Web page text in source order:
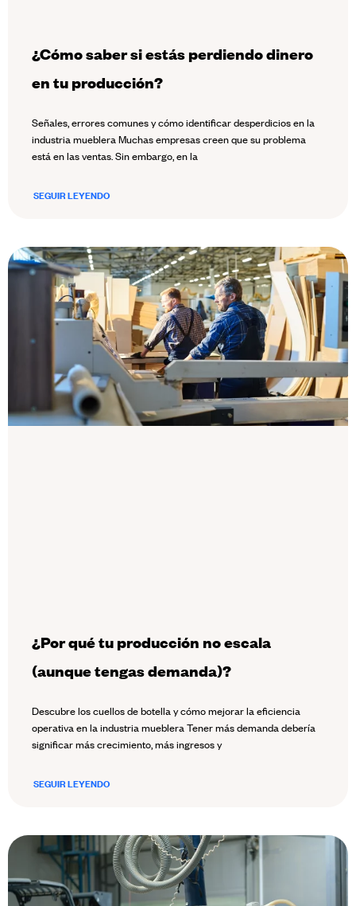
¿Cómo saber si estás perdiendo dinero
en tu producción?
Señales, errores comunes y cómo identificar desperdicios en la
industria mueblera Muchas empresas creen que su problema
está en las ventas. Sin embargo, en la
SEGUIR LEYENDO
¿Por qué tu producción no escala
(aunque tengas demanda)?
Descubre los cuellos de botella y cómo mejorar la eficiencia
operativa en la industria mueblera Tener más demanda debería
significar más crecimiento, más ingresos y
SEGUIR LEYENDO